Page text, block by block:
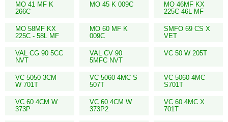
MO 41 MF K
266C
MO 45 K 009C
MO 46MF KX
225C 46L MF
MO 58MF KX
225C - 58L MF
MO 60 MF K
009C
SMFO 69 CS X
VET
VAL CG 90 5CC
NVT
VAL CV 90
5MFC NVT
VC 50 W 205T
VC 5050 3CM
W 701T
VC 5060 4MC S
507T
VC 5060 4MC
S701T
VC 60 4CM W
373P
VC 60 4CM W
373P2
VC 60 4MC X
701T